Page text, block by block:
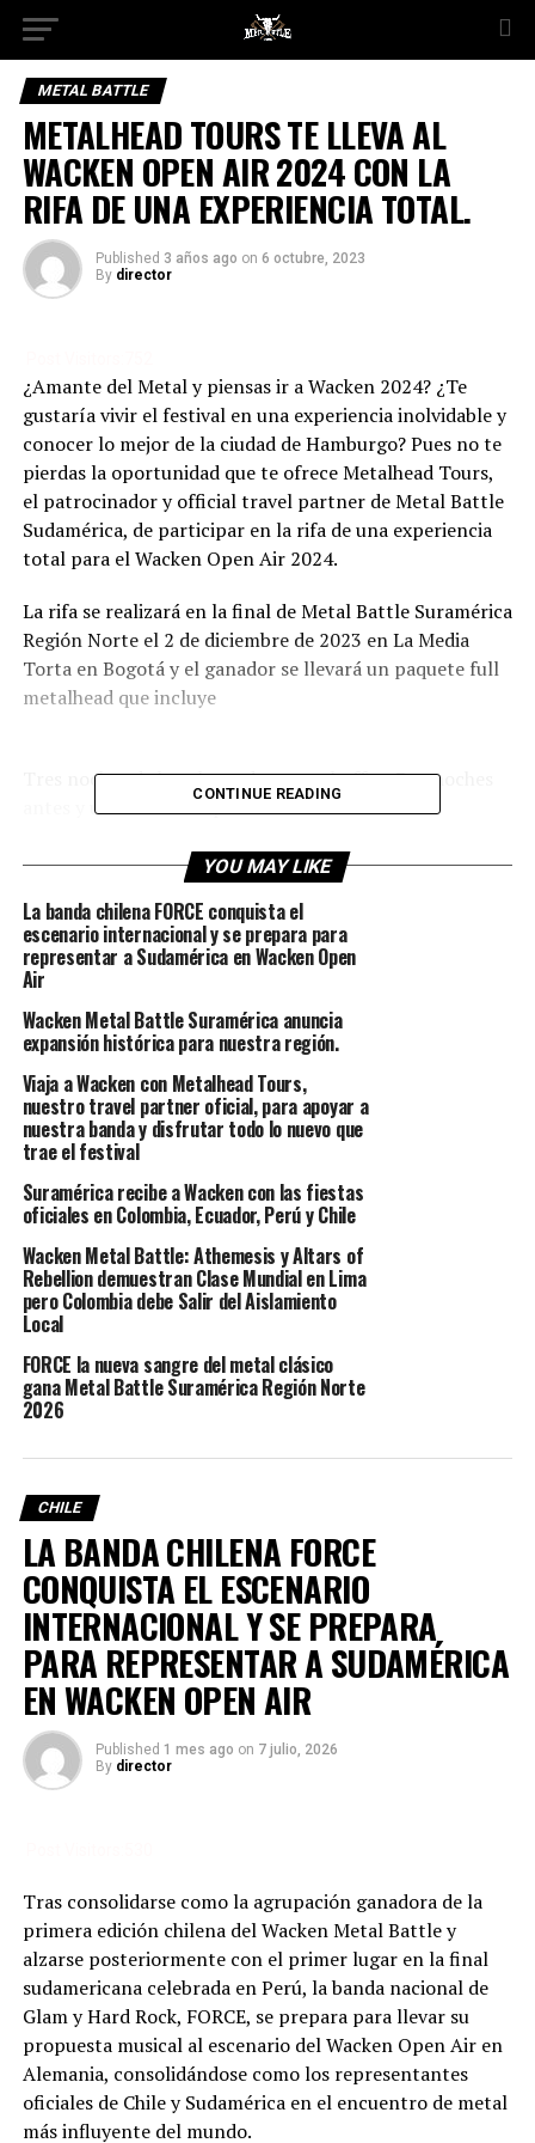
METAL BATTLE
METALHEAD TOURS TE LLEVA AL
WACKEN OPEN AIR 2024 CON LA
RIFA DE UNA EXPERIENCIA TOTAL.
Published 3 años ago on 6 octubre, 2023
By director
¿Amante del Metal y piensas ir a Wacken 2024? ¿Te
gustaría vivir el festival en una experiencia inolvidable y
conocer lo mejor de la ciudad de Hamburgo? Pues no te
pierdas la oportunidad que te ofrece Metalhead Tours,
el patrocinador y official travel partner de Metal Battle
Sudamérica, de participar en la rifa de una experiencia
total para el Wacken Open Air 2024.
La rifa se realizará en la final de Metal Battle Suramérica
Región Norte el 2 de diciembre de 2023 en La Media
Torta en Bogotá y el ganador se llevará un paquete full
metalhead que incluye
Tres noches de hotel con desayuno buffet: Dos noches
antes y una noche después del tour.
Entradas para el Wacken Open Air
Camp
Autobus privados desde Hamburgo a Wacken
Asado Metalero de bienvenida, fiesta privada.
Sorpresas por parte de Metalhead Tours.
El paquete no incluye:
Tiquetes aéreos
Equpamento de camping (renta o venta)
turístico.
El Itinerario es el siguiente:
28 de julio 2024 Check in en Hamburgo, noche metalera
29 de julio de 2024 City Tours en Hamburgo
30 de julio de 2024 Compras y salida en autobús privado
en Hamburgo
31 de julio al 3 de agosto de 2024 Wacken Open Air
Network o a través del teléfono y los correos de
Metalheat Tours. Cada boleto tiene un costo de $15.000
y puedes comprar tantos como quieras para aumentar
tus posibilidades de ganar. Los boletos estarán
disponibles hasta agotar existencias.
No dejes pasar esta oportunidad única de disfrutar del
Wacken Open Air 2024 con Metalhead Tours, la mejor
agencia de viajes especializada en rock y metal. Para más
CONTINUE READING
YOU MAY LIKE
La banda chilena FORCE conquista el
escenario internacional y se prepara para
representar a Sudamérica en Wacken Open
Air
Wacken Metal Battle Suramérica anuncia
expansión histórica para nuestra región.
Viaja a Wacken con Metalhead Tours,
nuestro travel partner oficial, para apoyar a
nuestra banda y disfrutar todo lo nuevo que
trae el festival
Suramérica recibe a Wacken con las fiestas
oficiales en Colombia, Ecuador, Perú y Chile
Wacken Metal Battle: Athemesis y Altars of
Rebellion demuestran Clase Mundial en Lima
pero Colombia debe Salir del Aislamiento
Local
FORCE la nueva sangre del metal clásico
gana Metal Battle Suramérica Región Norte
2026
CHILE
LA BANDA CHILENA FORCE
CONQUISTA EL ESCENARIO
INTERNACIONAL Y SE PREPARA
PARA REPRESENTAR A SUDAMÉRICA
EN WACKEN OPEN AIR
Published 1 mes ago on 7 julio, 2026
By director
Tras consolidarse como la agrupación ganadora de la
primera edición chilena del Wacken Metal Battle y
alzarse posteriormente con el primer lugar en la final
sudamericana celebrada en Perú, la banda nacional de
Glam y Hard Rock, FORCE, se prepara para llevar su
propuesta musical al escenario del Wacken Open Air en
Alemania, consolidándose como los representantes
oficiales de Chile y Sudamérica en el encuentro de metal
más influyente del mundo.